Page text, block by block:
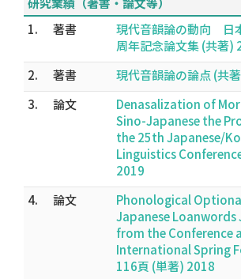
1.
著書
現代音韻論の動向 日
周年記念論文集 (共著)
2.
著書
現代音韻論の論点 (共
3.
論文
Denasalization of
Sino-Japanese the
the 25th Japanese/
Linguistics
2019
4.
論文
Phonological
Japanese Loanwords
from the Conference
International Spring
116頁 (単著) 2018